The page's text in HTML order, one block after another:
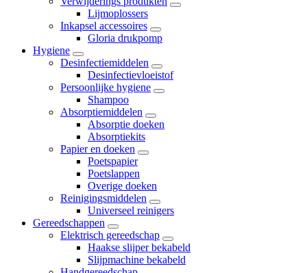
Lijmoplossers
Inkapsel accessoires
Gloria drukpomp
Hygiene
Desinfectiemiddelen
Desinfectievloeistof
Persoonlijke hygiene
Shampoo
Absorptiemiddelen
Absorptie doeken
Absorptiekits
Papier en doeken
Poetspapier
Poetslappen
Overige doeken
Reinigingsmiddelen
Universeel reinigers
Gereedschappen
Elektrisch gereedschap
Haakse slijper bekabeld
Slijpmachine bekabeld